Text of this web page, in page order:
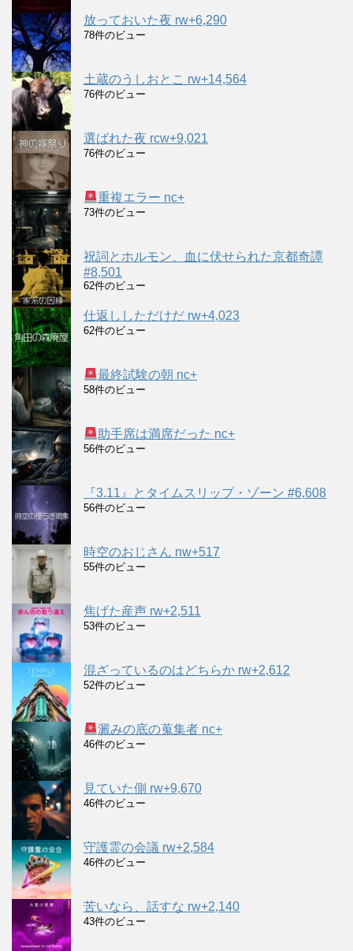
放っておいた夜 rw+6,290
78件のビュー
土蔵のうしおとこ rw+14,564
76件のビュー
選ばれた夜 rcw+9,021
76件のビュー
重複エラー nc+
73件のビュー
祝詞とホルモン、血に伏せられた京都奇譚
#8,501
62件のビュー
仕返ししただけだ rw+4,023
62件のビュー
最終試験の朝 nc+
58件のビュー
助手席は満席だった nc+
56件のビュー
『3.11』とタイムスリップ・ゾーン #6,608
56件のビュー
時空のおじさん nw+517
55件のビュー
焦げた産声 rw+2,511
53件のビュー
混ざっているのはどちらか rw+2,612
52件のビュー
澱みの底の蒐集者 nc+
46件のビュー
見ていた側 rw+9,670
46件のビュー
守護霊の会議 rw+2,584
46件のビュー
苦いなら、話すな rw+2,140
43件のビュー